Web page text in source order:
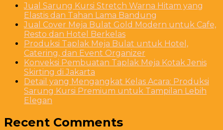
Jual Sarung Kursi Stretch Warna Hitam yang
Elastis dan Tahan Lama Bandung
Jual Cover Meja Bulat Gold Modern untuk Cafe,
Resto dan Hotel Berkelas
Produksi Taplak Meja Bulat untuk Hotel,
Catering, dan Event Organizer
Konveksi Pembuatan Taplak Meja Kotak Jenis
Skirting di Jakarta
Detail yang Mengangkat Kelas Acara: Produksi
Sarung Kursi Premium untuk Tampilan Lebih
Elegan
Recent Comments